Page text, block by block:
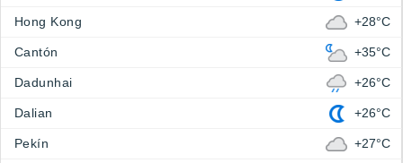
Hong Kong +28°C
Cantón +35°C
Dadunhai +26°C
Dalian +26°C
Pekín +27°C